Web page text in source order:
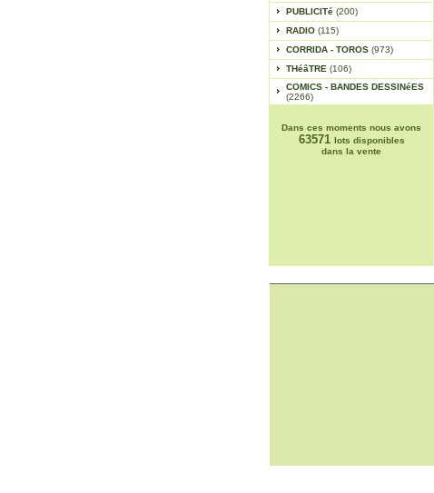
PUBLICITé (200)
RADIO (115)
CORRIDA - TOROS (973)
THéâTRE (106)
COMICS - BANDES DESSINéES
(2266)
Dans ces moments nous avons
63571 lots disponibles
dans la vente